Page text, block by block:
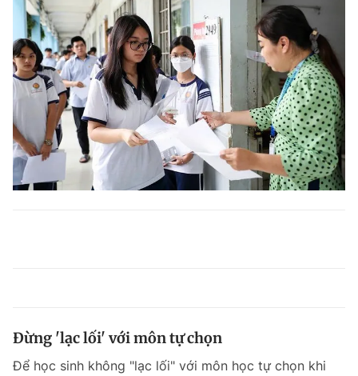
Đừng 'lạc lối' với môn tự chọn
Để học sinh không "lạc lối" với môn học tự chọn khi